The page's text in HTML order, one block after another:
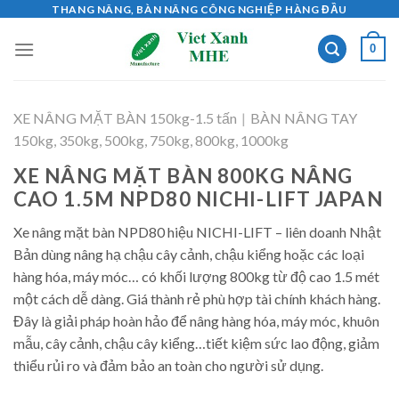
content
THANG NÂNG, BÀN NÂNG CÔNG NGHIỆP HÀNG ĐẦU
0
XE NÂNG MẶT BÀN 150kg-1.5 tấn | BÀN NÂNG TAY
150kg, 350kg, 500kg, 750kg, 800kg, 1000kg
XE NÂNG MẶT BÀN 800KG NÂNG
CAO 1.5M NPD80 NICHI-LIFT JAPAN
Xe nâng mặt bàn NPD80 hiệu NICHI-LIFT – liên doanh Nhật
Bản dùng nâng hạ chậu cây cảnh, chậu kiểng hoặc các loại
hàng hóa, máy móc… có khối lượng 800kg từ độ cao 1.5 mét
một cách dễ dàng. Giá thành rẻ phù hợp tài chính khách hàng.
Đây là giải pháp hoàn hảo để nâng hàng hóa, máy móc, khuôn
mẫu, cây cảnh, chậu cây kiểng…tiết kiệm sức lao động, giảm
thiểu rủi ro và đảm bảo an toàn cho người sử dụng.